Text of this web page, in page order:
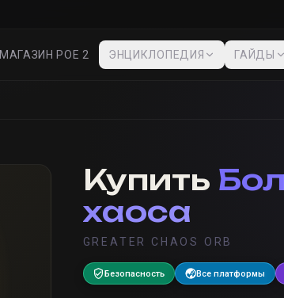
МАГАЗИН POE 2 ЭНЦИКЛОПЕДИЯ ГАЙДЫ
Купить
хаоса
GREATER CHAOS ORB
Безопасность Все платформы